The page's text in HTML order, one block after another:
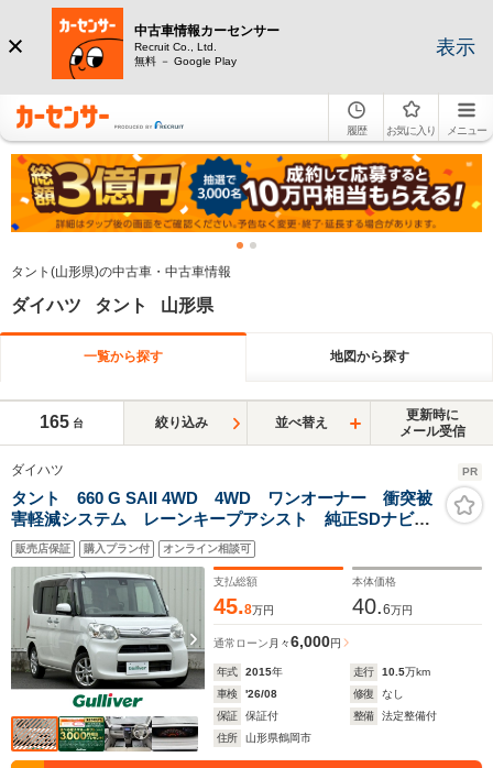
中古車情報カーセンサー
Recruit Co., Ltd.
無料 － Google Play
表示
履歴 お気に入り メニュー
タント(山形県)の中古車・中古車情報
ダイハツ タント 山形県
一覧から探す 地図から探す
165 台 絞り込み 並べ替え
更新時に
メール受信
ダイハツ PR
タント 660 G SAII 4WD 4WD ワンオーナー 衝突被
害軽減システム レーンキープアシスト 純正SDナビ
CD DVD BT フルセグ MSV バックカメラ ステ
アリングスイッチ アイドリングストップ 純正14アル
ミホイール
販売店保証 購入プラン付 オンライン相談可
支払総額
45.8万円
本体価格
40.6万円
通常ローン 月々6,000円
年式 2015年 走行 10.5万km
車検
'26/08 修復
なし
保証
保証付 整備
法定整備付
住所
山形県鶴岡市